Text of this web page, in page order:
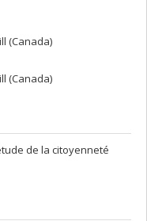
(Canada)
(Canada)
de la citoyenneté